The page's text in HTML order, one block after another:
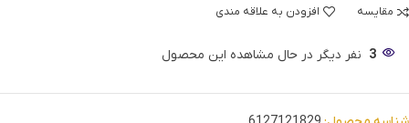
مقایسه افزودن به علاقه مندی
3 نفر دیگر در حال مشاهده این محصول